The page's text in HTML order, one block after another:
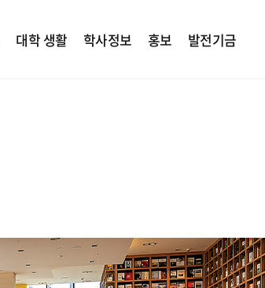
대학 생활 학사정보 홍보 발전기금